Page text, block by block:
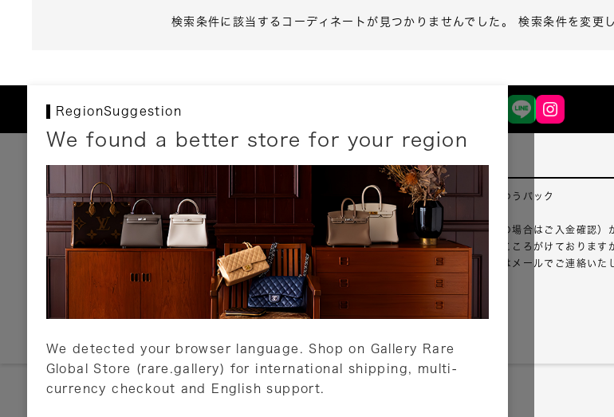
検索条件に該当するコーディネートが見つかりませんでした。 検索条件を変更
RegionSuggestion
We found a better store for your region
We detected your browser language. Shop on Gallery Rare
Global Store (rare.gallery) for international shipping, multi-
currency checkout and English support.
お支払いについて
以下のお支払方法が利用可能です。
クレジットカード
ショッピングローン
銀行振込・郵便振替
代金引換
Amazon Pay
PayPay
店頭支払い
詳しくはこちら
配送について
配送業者：佐川急便・ゆうパック
ご注文確認（銀行振込の場合はご入金確認）
営業日以内のご出荷をこころがけております
が一出荷が遅れる場合はメールでご連絡いた
詳しくはこちら